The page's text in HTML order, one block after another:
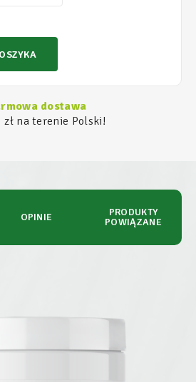
dostawa
zł na terenie Polski!
OPINIE
PRODUKTY
POWIĄZANE